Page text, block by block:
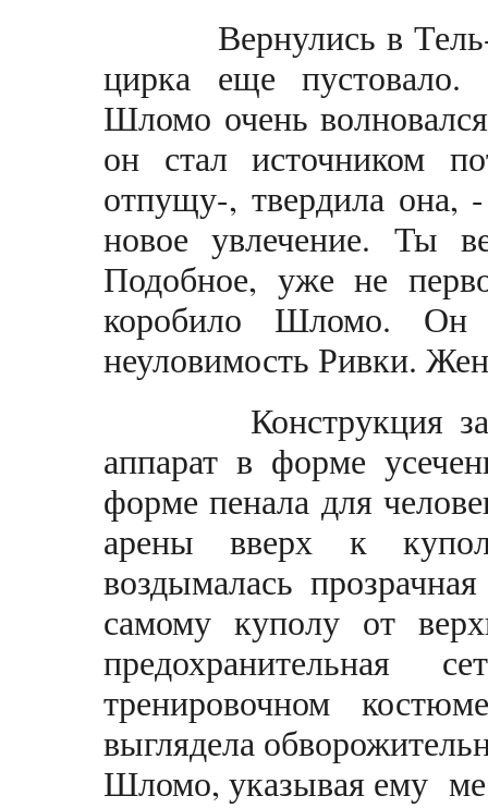
Вернулись в Тель-
цирка еще
Шломо очень
он стал источником
отпущу-, твердила она,
новое увлечение. Ты
Подобное, уже не
коробило Шломо. Он
неуловимость Ривки.
Конструкция
аппарат в форме
форме пенала для
арены вверх к
воздымалась
самому куполу от
предохранительная
тренировочном
выглядела
Шломо, указывая ему